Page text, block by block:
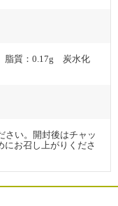
脂質：0.17g 炭水化
さい。開封後はチャッ
にお召し上がりくださ